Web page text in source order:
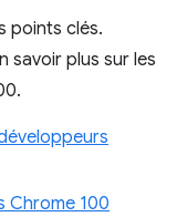
points clés.
savoir plus sur les
Chrome 100